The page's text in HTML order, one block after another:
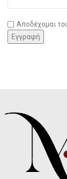
Αποδέχομαι